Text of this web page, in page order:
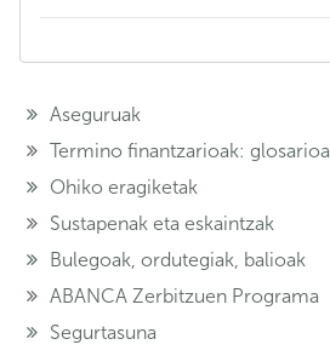
Aseguruak
Termino finantzarioak: glosarioa
Ohiko eragiketak
Sustapenak eta eskaintzak
Bulegoak, ordutegiak, balioak
ABANCA Zerbitzuen Programa
Segurtasuna